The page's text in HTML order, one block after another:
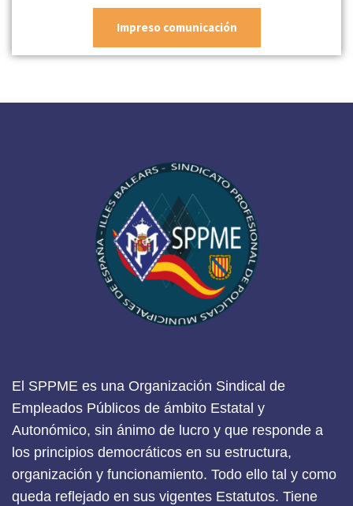
Impreso comunicación
El SPPME es una Organización Sindical de
Empleados Públicos de ámbito Estatal y
Autonómico, sin ánimo de lucro y que responde a
los principios democráticos en su estructura,
organización y funcionamiento. Todo ello tal y como
queda reflejado en sus vigentes Estatutos. Tiene